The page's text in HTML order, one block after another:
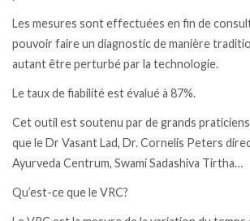
Les mesures sont effectuées en fin de
pouvoir faire un diagnostic de manière
autant être perturbé par la technologie.
Le taux de fiabilité est évalué à 87%.
Cet outil est soutenu par de grands praticiens
que le Dr Vasant Lad, Dr. Cornelis Peters
Ayurveda Centrum, Swami Sadashiva Tirtha…
Qu’est-ce que le VRC?